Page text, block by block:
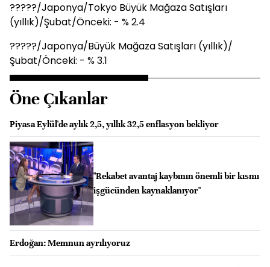
?????/Japonya/Tokyo Büyük Mağaza Satışları
(yıllık)/Şubat/Önceki: - % 2.4
?????/Japonya/Büyük Mağaza Satışları (yıllık)/
Şubat/Önceki: - % 3.1
Öne Çıkanlar
Piyasa Eylül'de aylık 2,5, yıllık 32,5 enflasyon bekliyor
"Rekabet avantaj kaybının önemli bir kısmı
işgücünden kaynaklanıyor"
Erdoğan: Memnun ayrılıyoruz